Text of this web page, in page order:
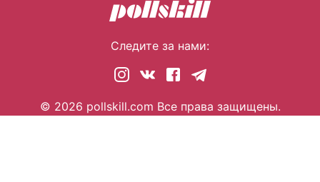
Следите за нами:
© 2026 pollskill.com Все права защищены.